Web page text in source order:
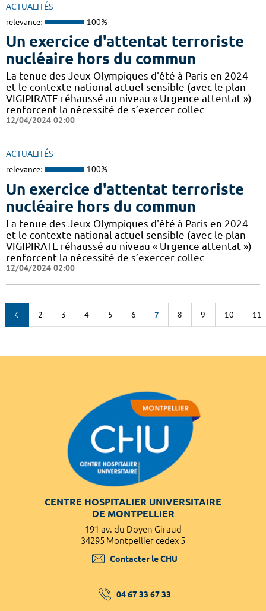
ACTUALITÉS
relevance: 100%
Un exercice d'attentat terroriste
nucléaire hors du commun
La tenue des Jeux Olympiques d'été à Paris en 2024
et le contexte national actuel sensible (avec le plan
VIGIPIRATE réhaussé au niveau « Urgence attentat »)
renforcent la nécessité de s’exercer collec
12/04/2024 02:00
ACTUALITÉS
relevance: 100%
Un exercice d'attentat terroriste
nucléaire hors du commun
La tenue des Jeux Olympiques d'été à Paris en 2024
et le contexte national actuel sensible (avec le plan
VIGIPIRATE réhaussé au niveau « Urgence attentat »)
renforcent la nécessité de s’exercer collec
12/04/2024 02:00
2 3 4 5 6 7 8 9 10 11
CENTRE HOSPITALIER UNIVERSITAIRE
DE MONTPELLIER
191 av. du Doyen Giraud
34295 Montpellier cedex 5
Contacter le CHU
04 67 33 67 33